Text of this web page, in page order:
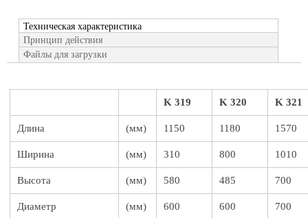
Техническая характеристика
Принцип действия
Файлы для загрузки
K 319 K 320 K 321
Длина (мм) 1150 1180 1570
Ширина (мм) 310 800 1010
Высота (мм) 580 485 700
Диаметр (мм) 600 600 700